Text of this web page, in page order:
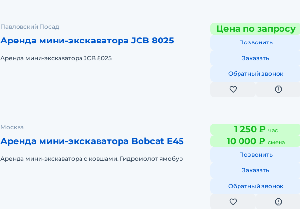
Павловский Посад
Аренда мини-экскаватора JCB 8025
Аренда мини-экскаватора JCB 8025
Цена по запросу
Позвонить
Заказать
Обратный звонок
Москва
Аренда мини-экскаватора Bobcat E45
Аренда мини-экскаватора с ковшами. Гидромолот ямобур
1 250 ₽ час
10 000 ₽ смена
Позвонить
Заказать
Обратный звонок